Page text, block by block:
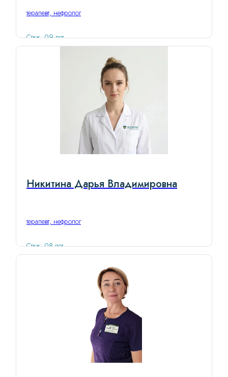
терапевт, нефролог
Стаж: 09 лет
Никитина Дарья Владимировна
терапевт, нефролог
Стаж: 08 лет